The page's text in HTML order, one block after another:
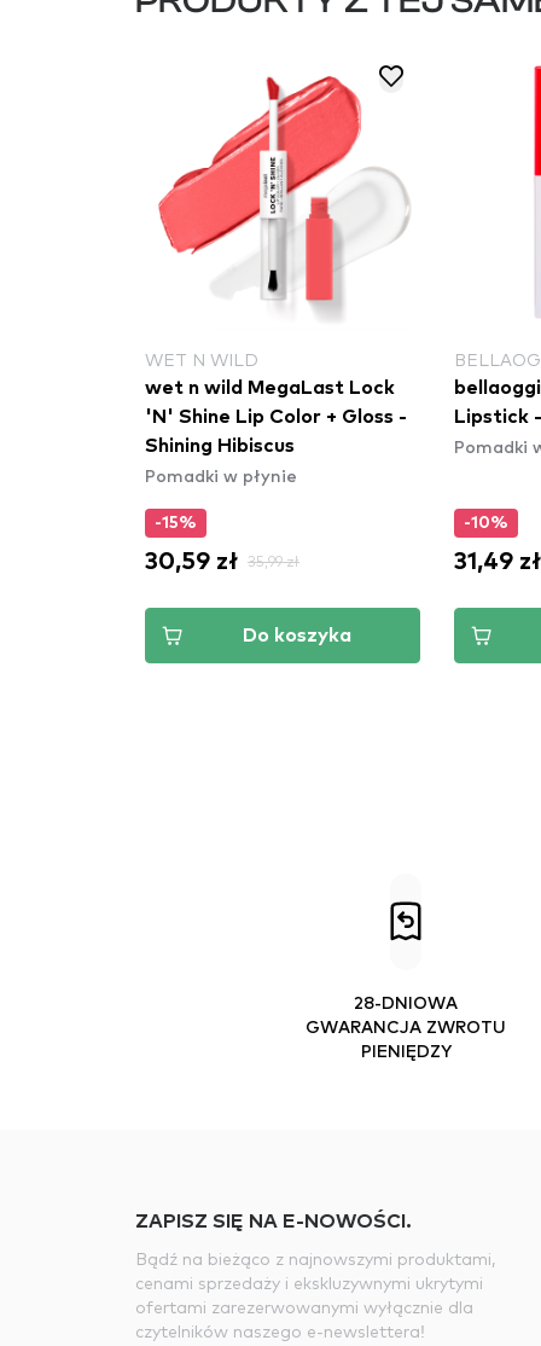
WET N WILD
wet n wild MegaLast Lock
'N' Shine Lip Color + Gloss -
Shining Hibiscus
Pomadki w płynie
-15%
30,59 zł 35,99 zł
Do koszyka
Lipstick
Pomadki
-10%
31,49 zł
28-DNIOWA
GWARANCJA ZWROTU
PIENIĘDZY
ZAPISZ SIĘ NA E-NOWOŚCI.
Bądź na bieżąco z najnowszymi produktami,
cenami sprzedaży i ekskluzywnymi ukrytymi
ofertami zarezerwowanymi wyłącznie dla
czytelników naszego e-newslettera!